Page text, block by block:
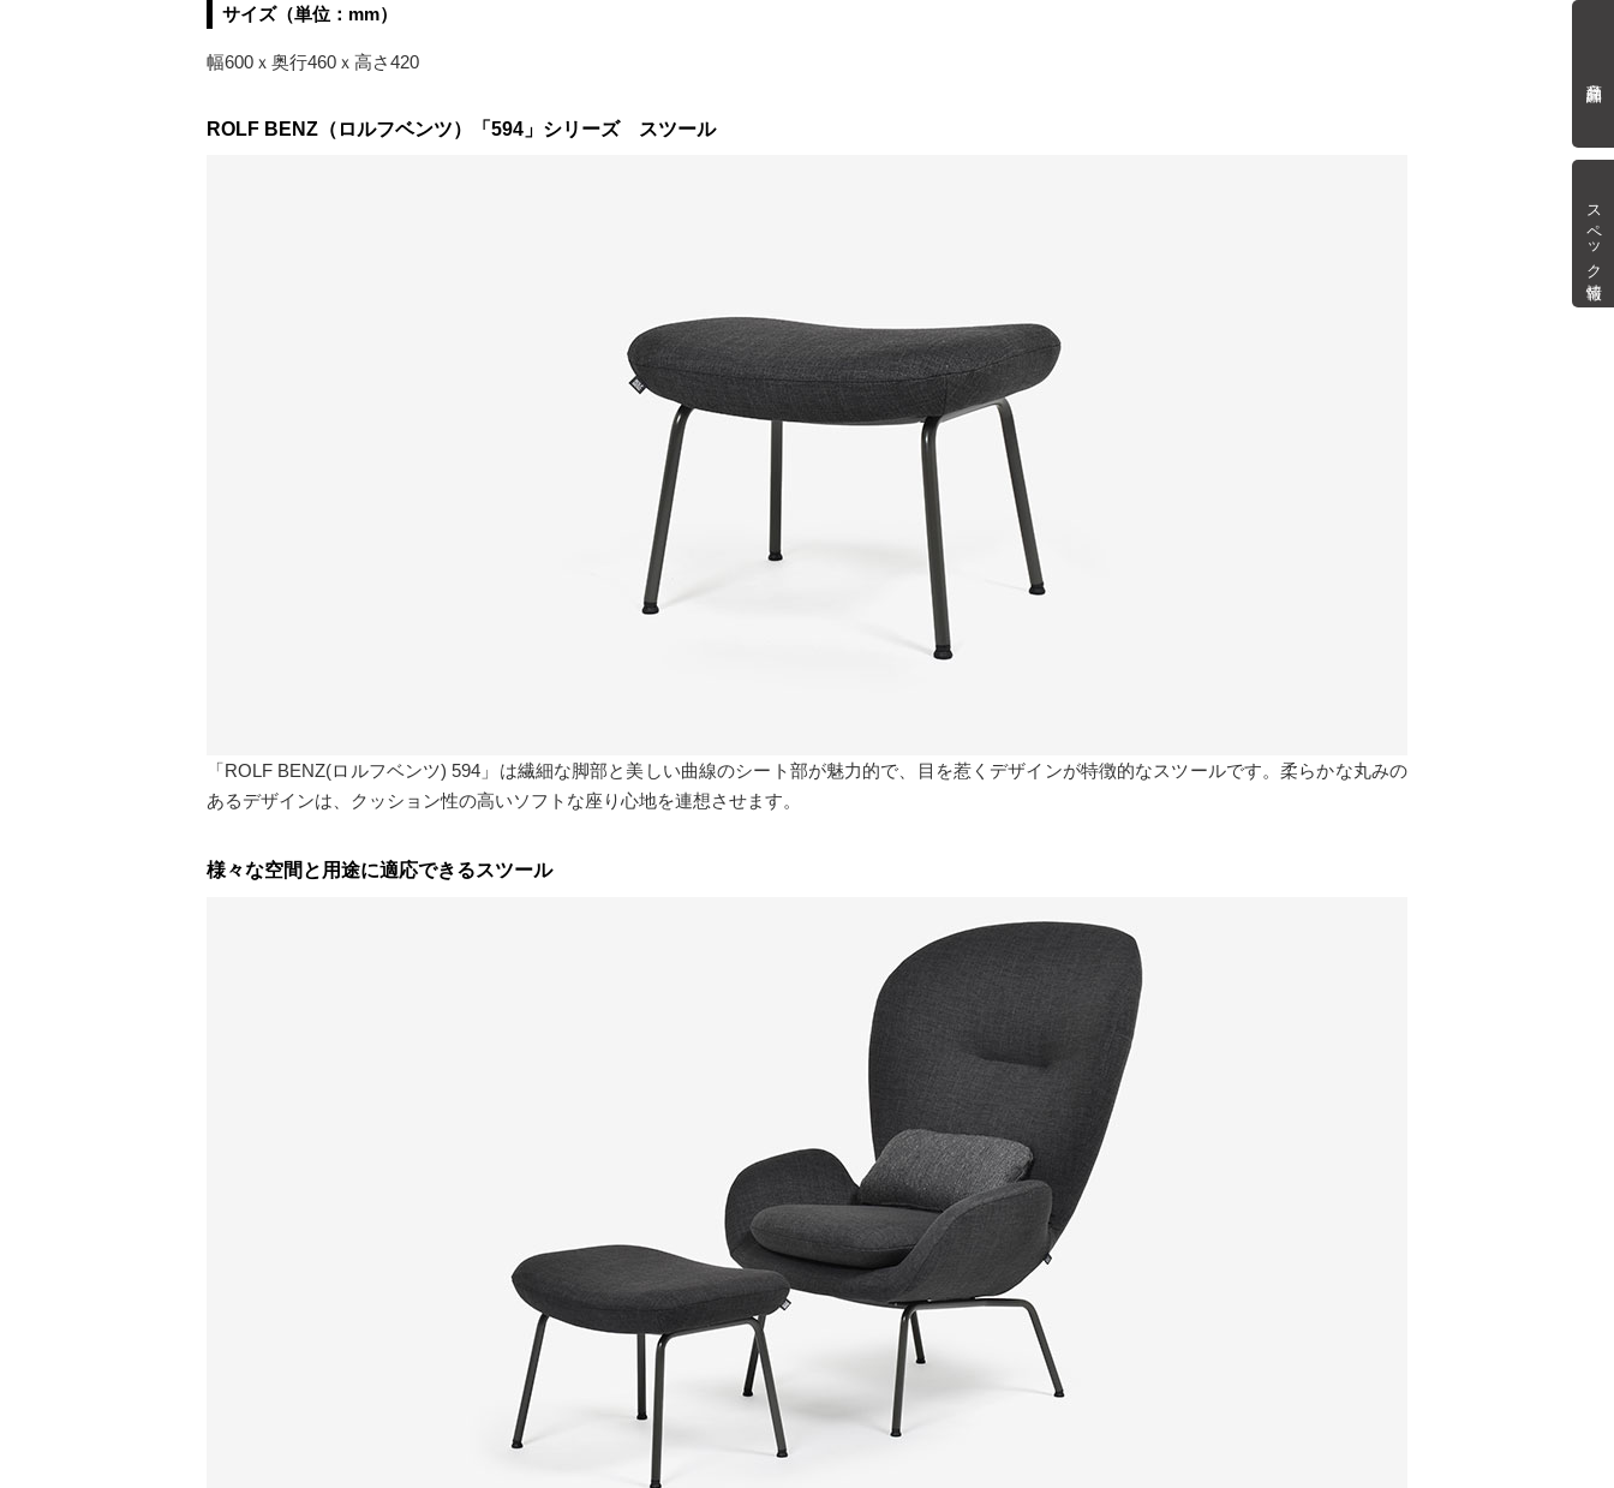
スペック情報
サイズ（単位：mm）
幅600ｘ奥行460ｘ高さ420
ROLF BENZ（ロルフベンツ）「594」シリーズ スツール
「ROLF BENZ(ロルフベンツ) 594」は繊細な脚部と美しい曲線のシート部が魅力的で、目を惹くデザインが特徴的なスツールです。柔らかな丸みの
あるデザインは、クッション性の高いソフトな座り心地を連想させます。
様々な空間と用途に適応できるスツール